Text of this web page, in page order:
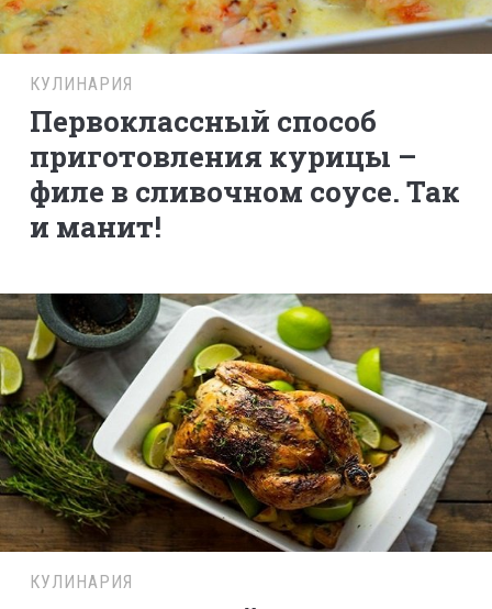
КУЛИНАРИЯ
Первоклассный способ
приготовления курицы –
филе в сливочном соусе. Так
и манит!
КУЛИНАРИЯ